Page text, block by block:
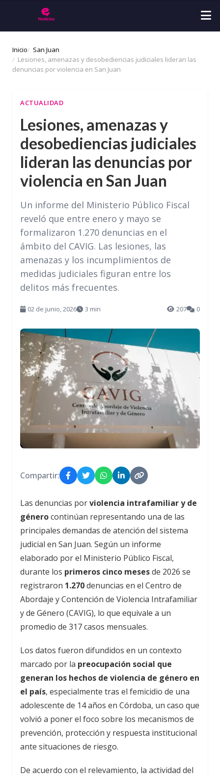
Inicio
San Juan
Lesiones, amenazas y desobediencias judiciales lideran las
denuncias por violencia en San Juan
ACTUALIDAD
Lesiones, amenazas y
desobediencias judiciales
lideran las denuncias por
violencia en San Juan
Un informe del Ministerio Público Fiscal
reveló que entre enero y mayo se
formalizaron 1.270 denuncias en el
ámbito del CAVIG. Las lesiones, las
amenazas y los incumplimientos de
medidas judiciales figuran entre los
delitos más frecuentes.
02 de junio, 2026 3 min 207 0
Compartir:
Las denuncias porviolencia intrafamiliar y de
génerocontinúan representando una de las
principales demandas de atención del sistema
judicial en San Juan. Según un informe
elaborado por el Ministerio Público Fiscal,
durante los primeros cinco mesesde 2026 se
registraron 1.270denuncias en el Centro de
Abordaje y Contención de Violencia Intrafamiliar
y de Género (CAVIG), lo que equivale a un
promedio de 317 casos mensuales.
Los datos fueron difundidos en un contexto
marcado por la preocupación social que
generan los hechos de violencia de género en
el país, especialmente tras el femicidio de una
adolescente de 14 años en Córdoba, un caso que
volvió a poner el foco sobre los mecanismos de
prevención, protección y respuesta institucional
ante situaciones de riesgo.
De acuerdo con el relevamiento, la actividad del